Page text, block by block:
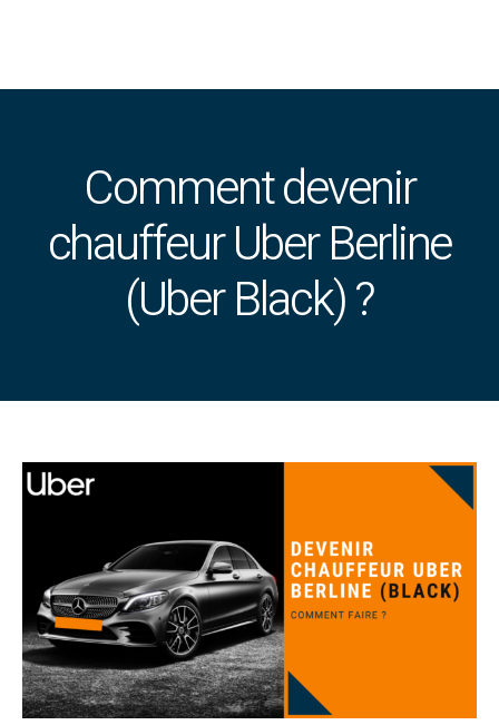
Comment devenir
chauffeur Uber Berline
(Uber Black) ?